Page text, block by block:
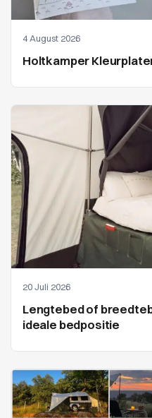
4 August 2026
Holtkamper
20 Juli 2026
Lengtebed of
ideale bedpositie